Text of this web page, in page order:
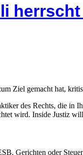
Ziel gemacht hat,
des Rechts, die
wird. Inside Justiz
Gerichten oder